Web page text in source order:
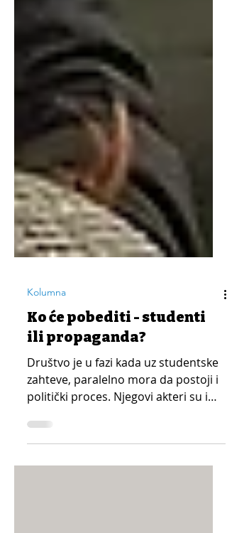
Kolumna
Ko će pobediti - studenti
ili propaganda?
Društvo je u fazi kada uz studentske
zahteve, paralelno mora da postoji i